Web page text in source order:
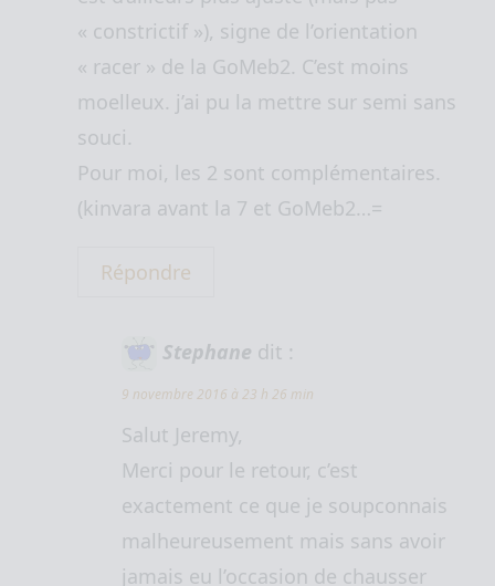
« constrictif »), signe de l’orientation
« racer » de la GoMeb2. C’est moins
moelleux. j’ai pu la mettre sur semi sans
souci.
Pour moi, les 2 sont complémentaires.
(kinvara avant la 7 et GoMeb2…=
Répondre
Stephane dit :
9 novembre 2016 à 23 h 26 min
Salut Jeremy,
Merci pour le retour, c’est
exactement ce que je soupconnais
malheureusement mais sans avoir
jamais eu l’occasion de chausser